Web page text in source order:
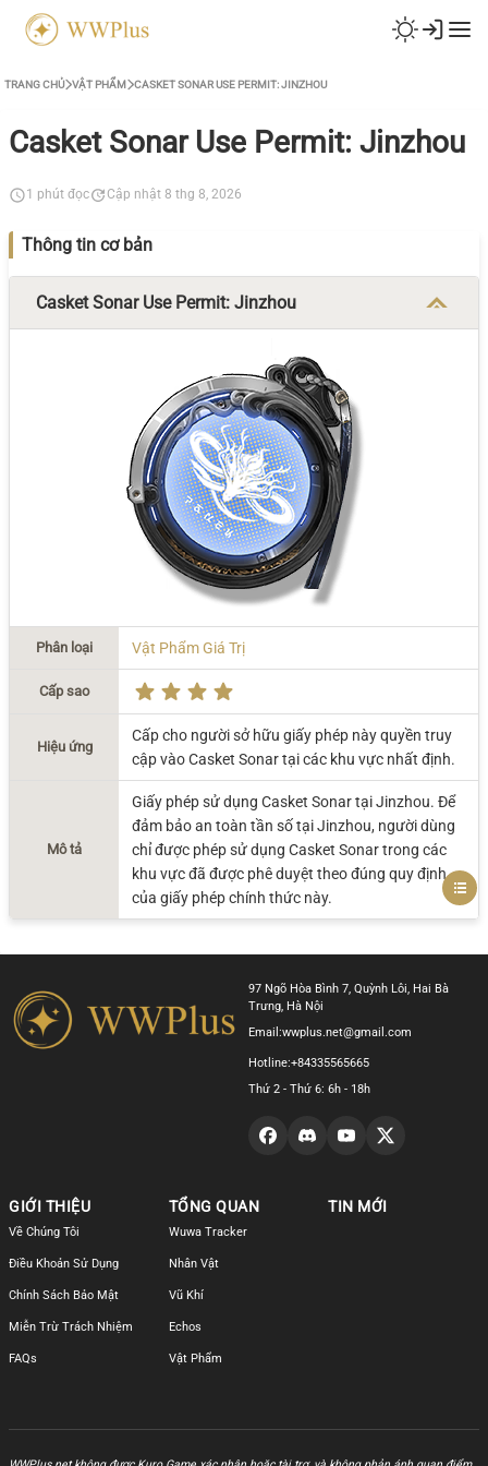
TRANG CHỦ VẬT PHẨM CASKET SONAR USE PERMIT: JINZHOU
Casket Sonar Use Permit: Jinzhou
1 phút đọc Cập nhật 8 thg 8, 2026
Thông tin cơ bản
Casket Sonar Use Permit: Jinzhou
Phân loại Vật Phẩm Giá Trị
Cấp sao
Hiệu ứng
Cấp cho người sở hữu giấy phép này quyền truy
cập vào Casket Sonar tại các khu vực nhất định.
Mô tả
Giấy phép sử dụng Casket Sonar tại Jinzhou. Để
đảm bảo an toàn tần số tại Jinzhou, người dùng
chỉ được phép sử dụng Casket Sonar trong các
khu vực đã được phê duyệt theo đúng quy định
của giấy phép chính thức này.
97 Ngõ Hòa Bình 7, Quỳnh Lôi, Hai Bà
Trưng, Hà Nội
Email:wwplus.net@gmail.com
Hotline:+84335565665
Thứ 2 - Thứ 6: 6h - 18h
GIỚI THIỆU
Về Chúng Tôi
Điều Khoản Sử Dụng
Chính Sách Bảo Mật
Miễn Trừ Trách Nhiệm
FAQs
TỔNG QUAN
Wuwa Tracker
Nhân Vật
Vũ Khí
Echos
Vật Phẩm
TIN MỚI